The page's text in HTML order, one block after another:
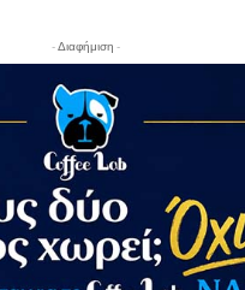
- Διαφήμιση -